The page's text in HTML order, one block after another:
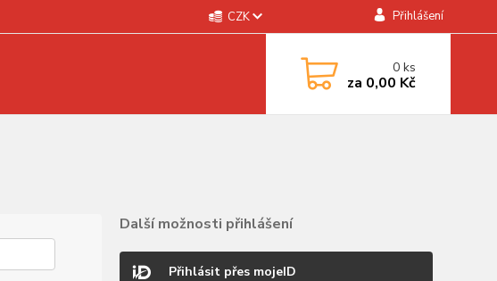
CZK Přihlášení
0ks
za 0,00 Kč
Další možnosti přihlášení
Přihlásit přes mojeID